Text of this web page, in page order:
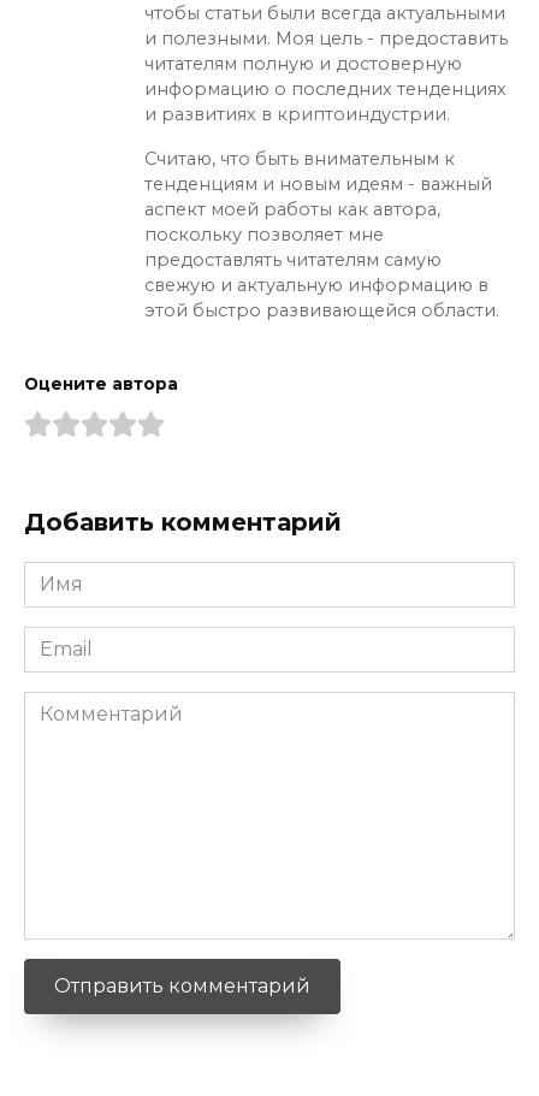
чтобы статьи были всегда актуальными
и полезными. Моя цель - предоставить
читателям полную и достоверную
информацию о последних тенденциях
и развитиях в криптоиндустрии.
Считаю, что быть внимательным к
тенденциям и новым идеям - важный
аспект моей работы как автора,
поскольку позволяет мне
предоставлять читателям самую
свежую и актуальную информацию в
этой быстро развивающейся области.
Оцените автора
Добавить комментарий
Имя
*
Email
*
Комментарий